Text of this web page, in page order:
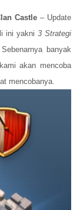
Castle – Update
ini yakni 3 Strategi
. Sebenarnya banyak
akan mencoba
mencobanya.